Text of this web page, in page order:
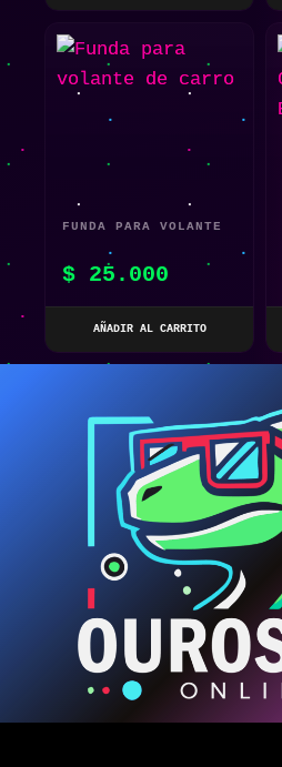
FUNDA PARA VOLANTE
DE CARRO
$ 25.000
AÑADIR AL CARRITO